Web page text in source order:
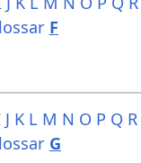
F
J K L M N O P Q R
G